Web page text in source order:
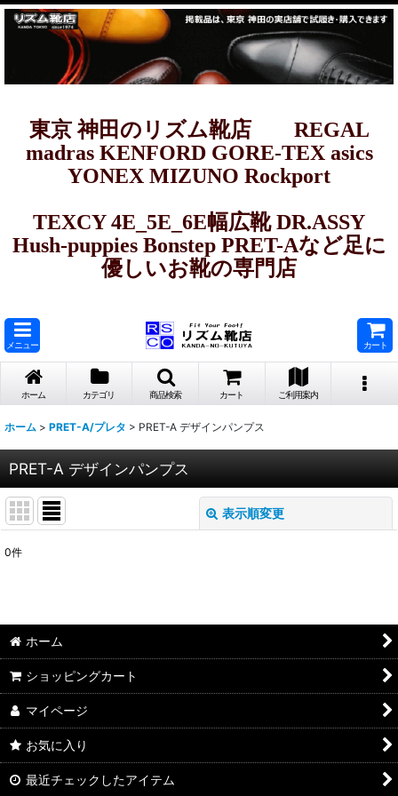
東京 神田のリズム靴店 REGAL
madras KENFORD GORE-TEX asics
YONEX MIZUNO Rockport
TEXCY 4E_5E_6E幅広靴 DR.ASSY
Hush-puppies Bonstep PRET-Aなど足に
優しいお靴の専門店
メニュー カート
ホーム カテゴリ 商品検索 カート ご利用案内
ホーム > PRET-A/プレタ > PRET-A デザインパンプス
PRET-A デザインパンプス
表示順変更
絞り込む
0件
ホーム
ショッピングカート
マイページ
お気に入り
最近チェックしたアイテム